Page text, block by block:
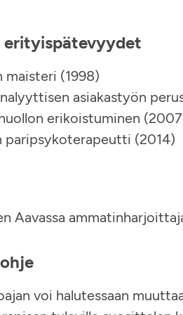
erityispätevyydet
maisteri (1998)
asiakastyön
erikoistuminen
paripsykoterapeutti (2014)
Aavassa
voi halutessaan